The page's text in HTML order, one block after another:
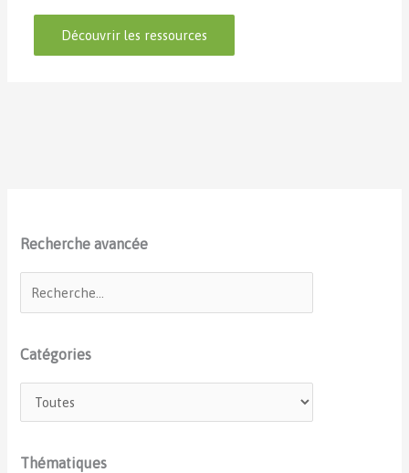
Découvrir les ressources
Recherche avancée
Catégories
Thématiques